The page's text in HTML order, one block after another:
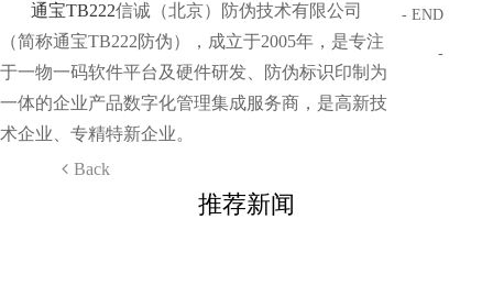
通宝TB222信诚（北京）防伪技术有限公司
（简称通宝TB222防伪），成立于2005年，是专注
于一物一码软件平台及硬件研发、防伪标识印制为
一体的企业产品数字化管理集成服务商，是高新技
术企业、专精特新企业。
Back
- END
-
推荐新闻